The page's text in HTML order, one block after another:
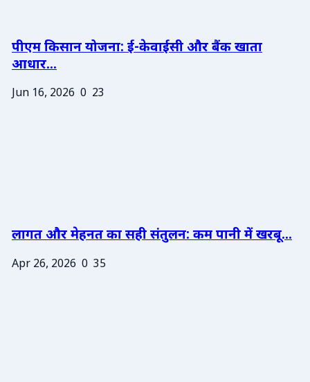
पीएम किसान योजना: ई-केवाईसी और बैंक खाता
आधार...
Jun 16, 2026 0 23
लागत और मेहनत का सही संतुलन: कम पानी में खरबू...
Apr 26, 2026 0 35